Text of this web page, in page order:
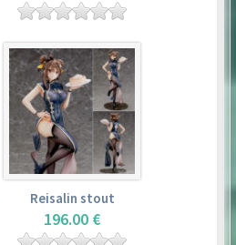
Reisalin stout
196.00 €